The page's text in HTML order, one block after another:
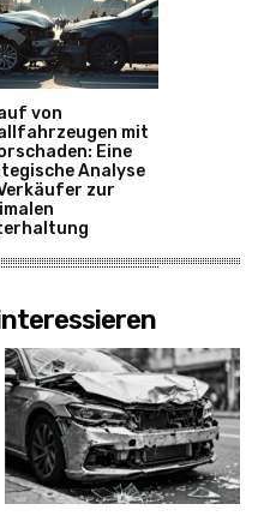
von
mit
Eine
Analyse
zur